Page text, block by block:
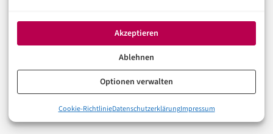
Akzeptieren
Ablehnen
Optionen verwalten
Cookie-RichtlinieDatenschutzerklärungImpressum
VORHERIGER ARTIKEL
One-Click-Checkout: Wie Rewe und Douglas den
Omnichannel-Druck erhöhen
Kauf auf Rechnung im Wandel: Klarnas BNPL-
Offensive und 5 Checkout-Fakten für Händler